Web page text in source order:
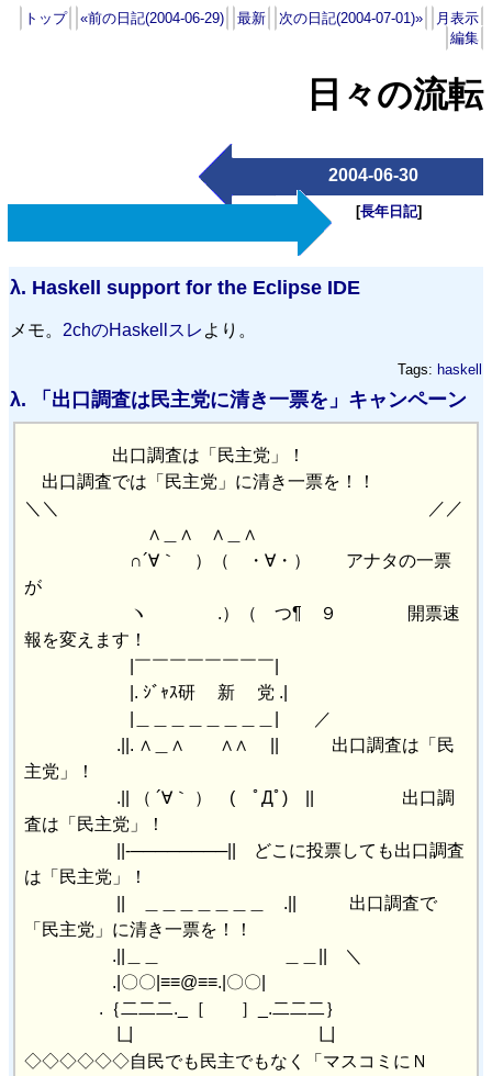
トップ «前の日記(2004-06-29) 最新 次の日記(2004-07-01)»
月表示
編集
日々の流転
2004-06-30
[長年日記]
λ. Haskell support for the Eclipse IDE
メモ。 2chのHaskellスレ より。
Tags: haskell
λ. 「出口調査は民主党に清き一票を」キャンペーン
出口調査は「民主党」！
出口調査では「民主党」に清き一票を！！
＼＼ ／／
∧＿∧ ∧＿∧
∩´∀｀ ）（ ・∀・） アナタの一票
が
ヽ .）（ つ¶ ９ 開票速
報を変えます！
|￣￣￣￣￣￣￣￣|
|. ｼﾞｬｽ研 新 党 .|
|＿＿＿＿＿＿＿＿| ／
.||. ∧＿∧ ∧∧ || 出口調査は「民
主党」！
.|| （ ´∀｀ ） ( ﾟДﾟ) || 出口調
査は「民主党」！
||-────────|| どこに投票しても出口調査
は「民主党」！
|| ＿＿＿＿＿＿＿ .|| 出口調査で
「民主党」に清き一票を！！
.||＿＿ ＿＿|| ＼
.|〇〇|≡≡@≡≡.|〇〇|
.｛二二二._［ ］_.二二二｝
凵 凵
◇◇◇◇◇◇自民でも民主でもなく「マスコミにＮ